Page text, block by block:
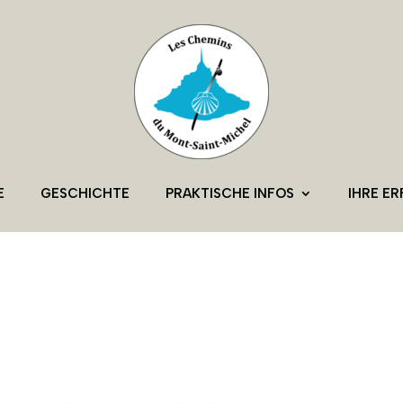
GESCHICHTE PRAKTISCHE INFOS IHRE